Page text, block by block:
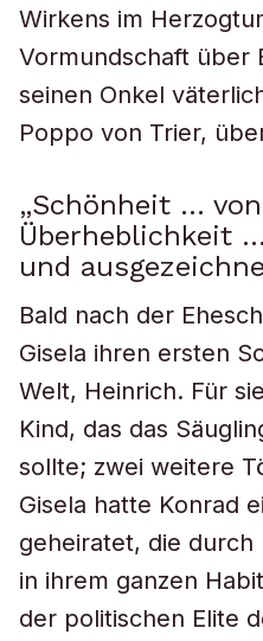
Wirkens im
Vormundschaft über
seinen Onkel
Poppo von Trier,
„Schönheit …
Überheblichkeit
und
Bald nach der
Gisela ihren ersten
Welt, Heinrich. Für
Kind, das das
sollte; zwei weitere
Gisela hatte Konrad
geheiratet, die
in ihrem ganzen
der politischen Elite